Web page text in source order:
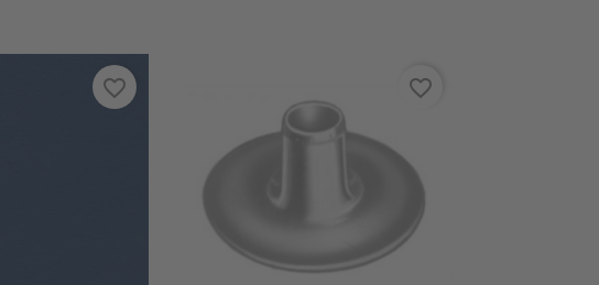
favorite_border favorite_border